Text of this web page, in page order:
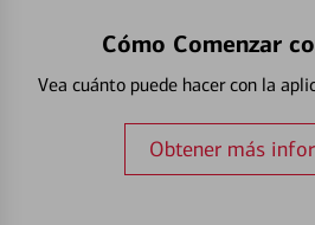
Cómo Comenzar
Vea cuánto puede hacer con la
Obtener más